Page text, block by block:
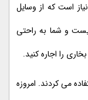
است که از وسایل
و شما به راحتی
را اجاره کنید.
می کردند. امروزه